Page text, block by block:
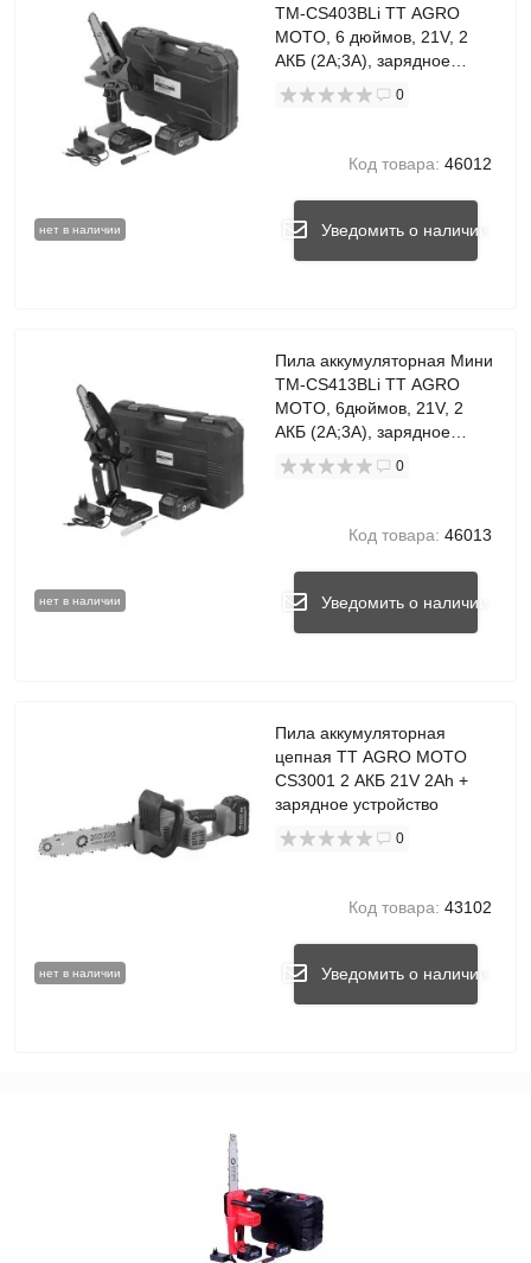
нет в наличии
TM-CS403BLi TT AGRO
MOTO, 6 дюймов, 21V, 2
АКБ (2A;3A), зарядное
устройство
0
Код товара: 46012
Уведомить о наличии
нет в наличии
Пила аккумуляторная Мини
TM-CS413BLi TT AGRO
MOTO, 6дюймов, 21V, 2
АКБ (2A;3A), зарядное
устройство
0
Код товара: 46013
Уведомить о наличии
нет в наличии
Пила аккумуляторная
цепная TT AGRO MOTO
CS3001 2 АКБ 21V 2Ah +
зарядное устройство
0
Код товара: 43102
Уведомить о наличии